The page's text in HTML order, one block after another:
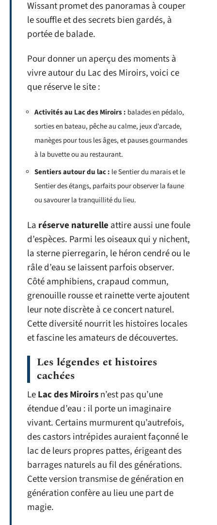
Wissant promet des panoramas à couper
le souffle et des secrets bien gardés, à
portée de balade.
Pour donner un aperçu des moments à
vivre autour du Lac des Miroirs, voici ce
que réserve le site :
Activités au Lac des Miroirs : balades en pédalo,
sorties en bateau, pêche au calme, jeux d’arcade,
manèges pour tous les âges, et pauses gourmandes
à la buvette ou au restaurant.
Sentiers autour du lac : le Sentier du marais et le
Sentier des étangs, parfaits pour observer la faune
ou savourer la tranquillité du lieu.
La réserve naturelle attire aussi une foule
d’espèces. Parmi les oiseaux qui y nichent,
la sterne pierregarin, le héron cendré ou le
râle d’eau se laissent parfois observer.
Côté amphibiens, crapaud commun,
grenouille rousse et rainette verte ajoutent
leur note discrète à ce concert naturel.
Cette diversité nourrit les histoires locales
et fascine les amateurs de découvertes.
Les légendes et histoires
cachées
LeLac des Miroirsn’est pas qu’une
étendue d’eau : il porte un imaginaire
vivant. Certains murmurent qu’autrefois,
des castors intrépides auraient façonné le
lac de leurs propres pattes, érigeant des
barrages naturels au fil des générations.
Cette version transmise de génération en
génération confère au lieu une part de
magie.